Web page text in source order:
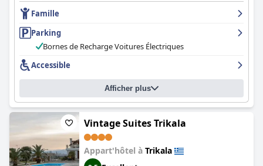
clients notent qu'il pourrait bénéficier de plus de fruits et de
légumes ou d'un café plus savoureux. Les chambres spacieuses,
propres et modernes sont magnifiquement conçues avec des
lits confortables et de hauts plafonds. L'hôtel reçoit des notes
élevées pour sa propreté, de nombreux critiques mentionnant
bien entretenues. Le personnel est largement félicité pour sa
gentillesse et son serviabilité, de nombreux clients soulignant
leur service exceptionnel. Le parking de l'hôtel est certainement
un atout notable du séjour, avec un grand espace de
stationnement juste devant l'hôtel. Bien que certains clients
aient trouvé les lits inconfortables et médiocres, la majorité des
commentaires sont positifs, les clients complimentant le
personnel amical de l'hôtel et les chambres propres. Dans
l'ensemble, leGallery Art Hotelest une excellente option pour
les voyageurs qui souhaitent explorer les sites intéressants de la
Famille
Parking
Bornes de Recharge Voitures Électriques
Accessible
Afficher plus
Vintage Suites Trikala
Appart'hôtel à Trikala